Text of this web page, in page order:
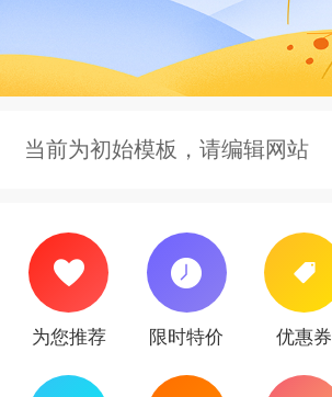
当前为初始模板，请编辑网站
为您推荐 限时特价 优惠券